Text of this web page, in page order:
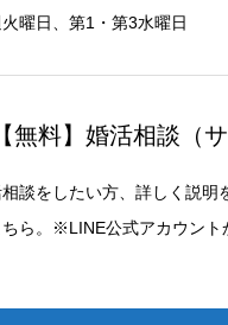
曜日、第1・第3水曜日
【無料】婚活相談（サ
相談をしたい方、詳しく説明
ら。※LINE公式アカウント